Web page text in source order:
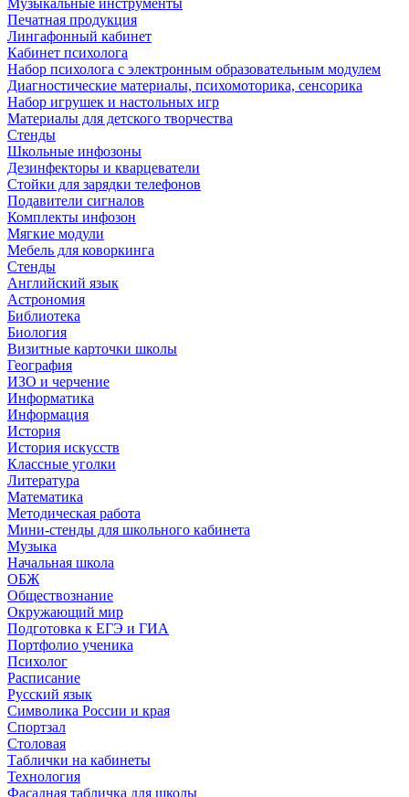
Музыкальные инструменты
Печатная продукция
Лингафонный кабинет
Кабинет психолога
Набор психолога с электронным образовательным модулем
Диагностические материалы, психомоторика, сенсорика
Набор игрушек и настольных игр
Материалы для детского творчества
Стенды
Школьные инфозоны
Дезинфекторы и кварцеватели
Стойки для зарядки телефонов
Подавители сигналов
Комплекты инфозон
Мягкие модули
Мебель для коворкинга
Стенды
Английский язык
Астрономия
Библиотека
Биология
Визитные карточки школы
География
ИЗО и черчение
Информатика
Информация
История
История искусств
Классные уголки
Литература
Математика
Методическая работа
Мини-стенды для школьного кабинета
Музыка
Начальная школа
ОБЖ
Обществознание
Окружающий мир
Подготовка к ЕГЭ и ГИА
Портфолио ученика
Психолог
Расписание
Русский язык
Символика России и края
Спортзал
Столовая
Таблички на кабинеты
Технология
Фасадная табличка для школы